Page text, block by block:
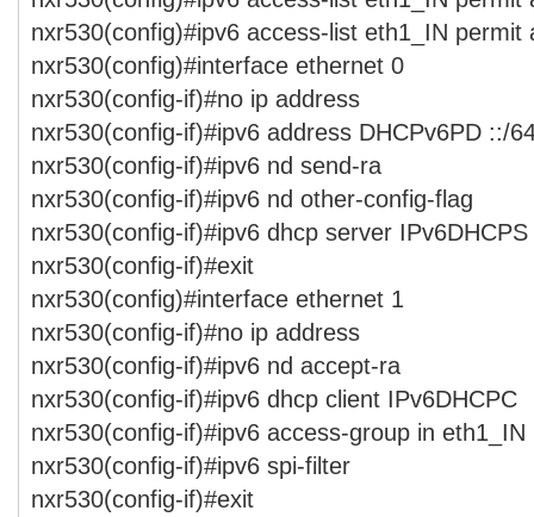
nxr530(config)#ipv6 access-list eth1_IN permit
nxr530(config)#interface ethernet 0
nxr530(config-if)#no ip address
nxr530(config-if)#ipv6 address DHCPv6PD ::/
nxr530(config-if)#ipv6 nd send-ra
nxr530(config-if)#ipv6 nd other-config-flag
nxr530(config-if)#ipv6 dhcp server IPv6DHCPS
nxr530(config-if)#exit
nxr530(config)#interface ethernet 1
nxr530(config-if)#no ip address
nxr530(config-if)#ipv6 nd accept-ra
nxr530(config-if)#ipv6 dhcp client IPv6DHCPC
nxr530(config-if)#ipv6 access-group in eth1_IN
nxr530(config-if)#ipv6 spi-filter
nxr530(config-if)#exit